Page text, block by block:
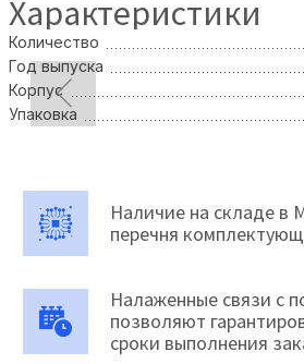
Характеристики
Количество
Год выпуска
Корпус
Упаковка
Наличие на складе в
перечня
Налаженные связи с
позволяют
сроки выполнения